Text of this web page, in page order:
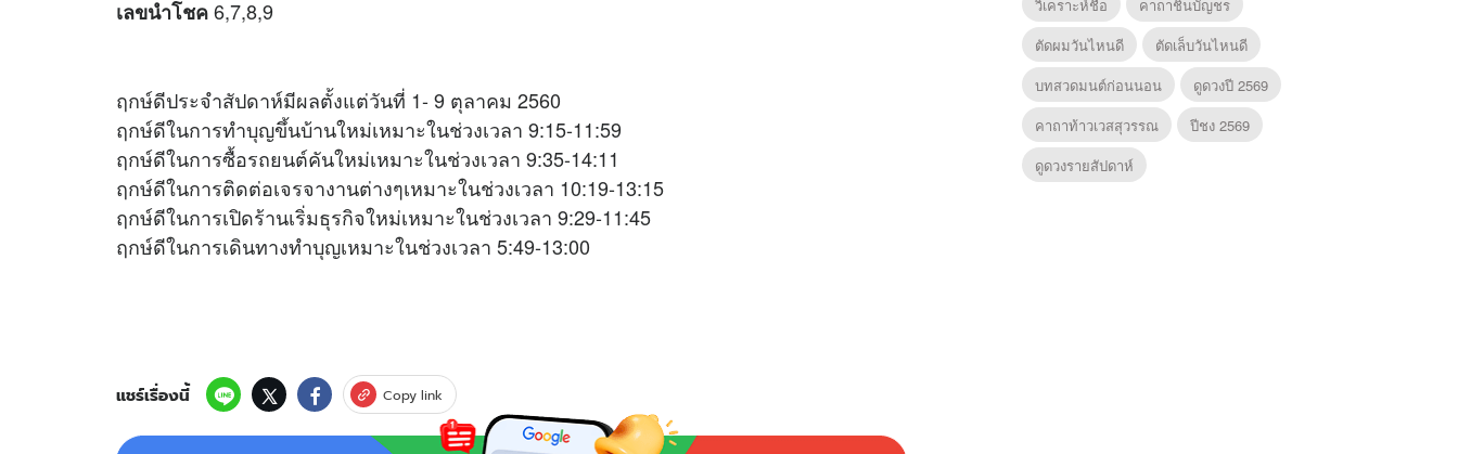
เลขนำโชค6,7,8,9
ฤกษ์ดีประจำสัปดาห์มีผลตั้งแต่วันที่ 1- 9 ตุลาคม 2560
ฤกษ์ดีในการทำบุญขึ้นบ้านใหม่เหมาะในช่วงเวลา 9:15-11:59
ฤกษ์ดีในการซื้อรถยนต์คันใหม่เหมาะในช่วงเวลา 9:35-14:11
ฤกษ์ดีในการติดต่อเจรจางานต่างๆเหมาะในช่วงเวลา 10:19-13:15
ฤกษ์ดีในการเปิดร้านเริ่มธุรกิจใหม่เหมาะในช่วงเวลา 9:29-11:45
ฤกษ์ดีในการเดินทางทำบุญเหมาะในช่วงเวลา 5:49-13:00
แชร์เรื่องนี้ Copy link
วิเคราะห์ชื่อ
คาถาชินบัญชร
ตัดผมวันไหนดี
ตัดเล็บวันไหนดี
บทสวดมนต์ก่อนนอน
ดูดวงปี 2569
คาถาท้าวเวสสุวรรณ
ปีชง 2569
ดูดวงรายสัปดาห์